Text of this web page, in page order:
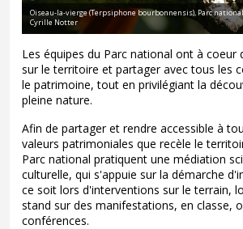
Oiseau-la-vierge (Terpsiphone bourbonnensis), Parc national
Cyrille Notter
Les équipes du Parc national ont à coeur
sur le territoire et partager avec tous les
le patrimoine, tout en privilégiant la
pleine nature.
Afin de partager et rendre accessible à
valeurs patrimoniales que recèle le
Parc national pratiquent une médiation
culturelle, qui s'appuie sur la démarche
ce soit lors d'interventions sur le terrain,
stand sur des manifestations, en classe,
conférences.